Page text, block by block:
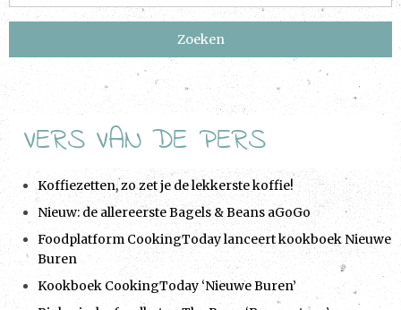
VERS VAN DE PERS
Koffiezetten, zo zet je de lekkerste koffie!
Nieuw: de allereerste Bagels & Beans aGoGo
Foodplatform CookingToday lanceert kookboek Nieuwe
Buren
Kookboek CookingToday ‘Nieuwe Buren’